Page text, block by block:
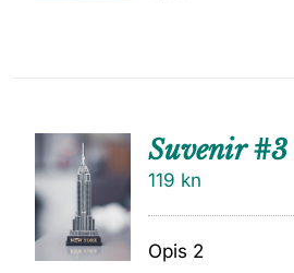
DODAJ
Suvenir #3
119 kn
Opis 2